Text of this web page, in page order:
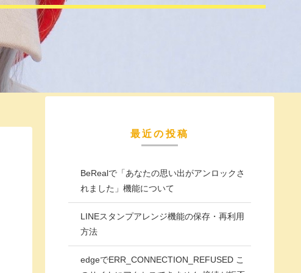
最近の投稿
BeRealで「あなたの思い出がアンロックさ
れました」機能について
LINEスタンプアレンジ機能の保存・再利用
方法
edgeでERR_CONNECTION_REFUSED こ